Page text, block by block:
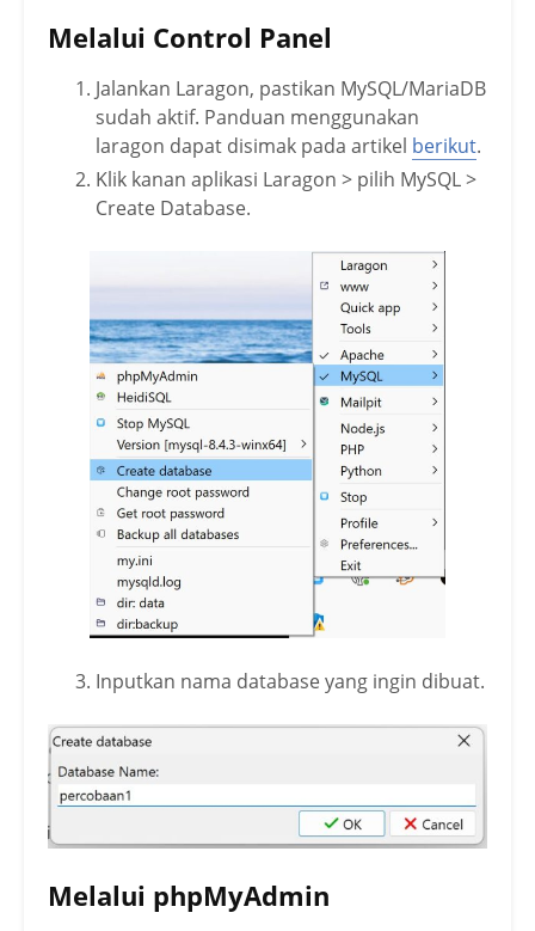
Melalui Control Panel
Jalankan Laragon, pastikan MySQL/MariaDB
sudah aktif. Panduan menggunakan
laragon dapat disimak pada artikel berikut.
Klik kanan aplikasi Laragon > pilih MySQL >
Create Database.
Inputkan nama database yang ingin dibuat.
Melalui phpMyAdmin